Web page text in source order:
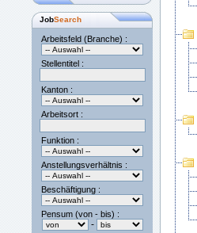
JobSearch
Arbeitsfeld (Branche) :
Stellentitel :
Kanton :
Arbeitsort :
Funktion :
Anstellungsverhältnis :
Beschäftigung :
Pensum (von - bis) :
-